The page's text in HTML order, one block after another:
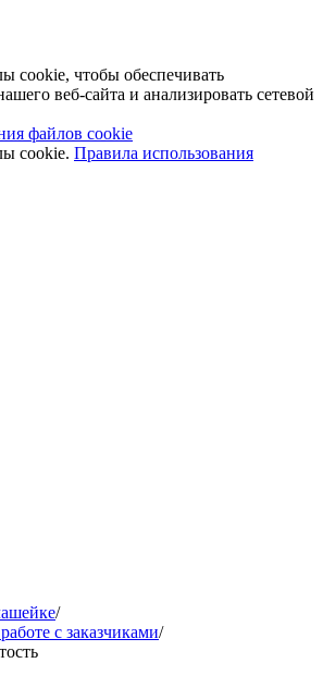
cookie, чтобы обеспечивать
веб-сайта и анализировать сетевой
файлов cookie
cookie. Правила использования
/
с заказчиками/